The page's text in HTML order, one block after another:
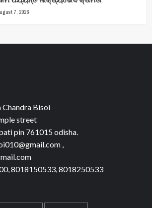
7, 2026
Chandra Bisoi
street
pin 761015 odisha.
,
8018150533, 8018250533